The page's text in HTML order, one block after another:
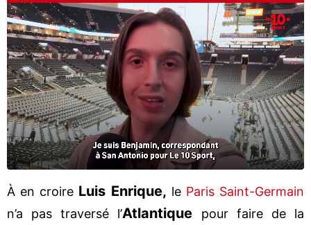
À en croire Luis Enrique, le Paris Saint-Germain
n’a pas traversé l’Atlantique pour faire de la